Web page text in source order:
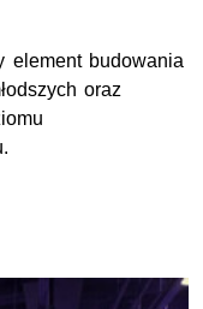
element budowania
oraz